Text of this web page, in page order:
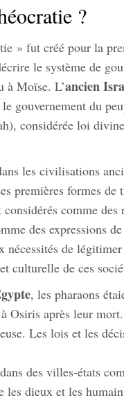
?
» fut créé pour la
le système de
à Moïse. L’ancien
gouvernement du
considérée loi
les civilisations
premières formes de
considérés comme
des expressions
nécessités de
culturelle de ces
, les pharaons
Osiris après leur
Les lois et les
des villes-états
les dieux et les